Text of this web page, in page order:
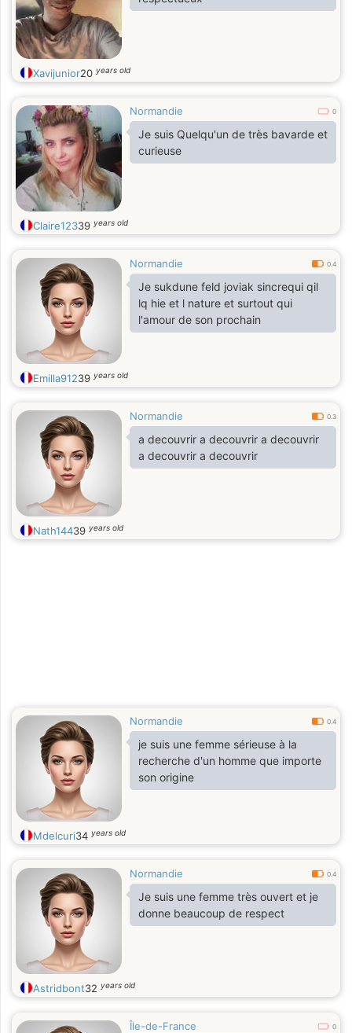
Xavijunior20 years old
Normandie 0
Je suis Quelqu'un de très bavarde et
curieuse
Claire12339 years old
Normandie 0.4
Je sukdune feld joviak sincrequi qil
lq hie et l nature et surtout qui
l'amour de son prochain
Emilla91239 years old
Normandie 0.3
a decouvrir a decouvrir a decouvrir
a decouvrir a decouvrir
Nath14439 years old
Normandie 0.4
je suis une femme sérieuse à la
recherche d'un homme que importe
son origine
Mdelcuri34 years old
Normandie 0.4
Je suis une femme très ouvert et je
donne beaucoup de respect
Astridbont32 years old
Île-de-France 0